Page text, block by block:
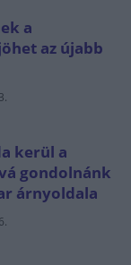
a
az újabb
kerül a
gondolnánk
árnyoldala